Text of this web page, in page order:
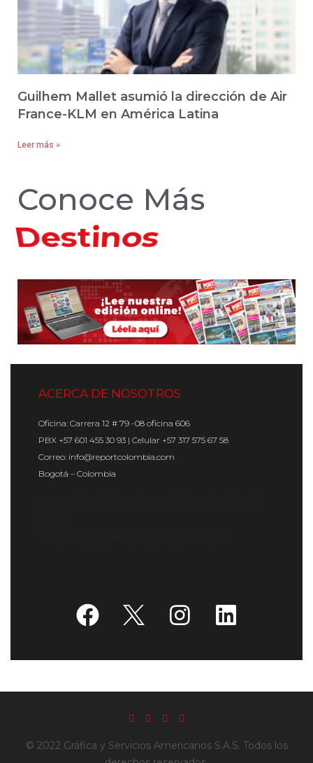
Guilhem Mallet asumió la dirección de Air
France-KLM en América Latina
Leer más »
Conoce Más
Hoteles
ACERCA DE NOSOTROS
Oficina: Carrera 12 # 79 -08 oficina 606
PBX +57 601 455 30 93 | Celular +57 317 575 67 58
Correo: info@reportcolombia.com
Bogotá – Colombia
© 2022 Gráfica y Servicios Americanos S.A.S. Todos los